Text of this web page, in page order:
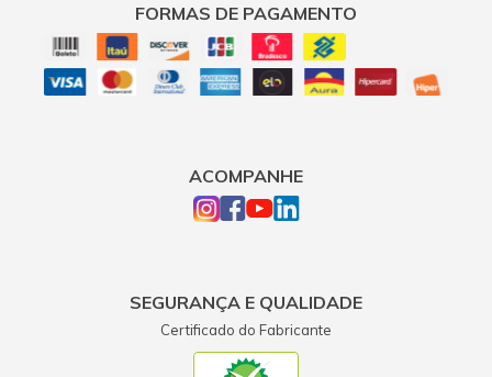
FORMAS DE PAGAMENTO
ACOMPANHE
SEGURANÇA E QUALIDADE
Certificado do Fabricante